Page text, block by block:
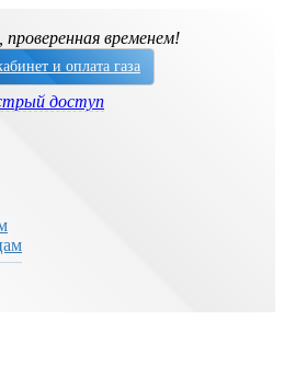
временем!
и оплата газа
доступ